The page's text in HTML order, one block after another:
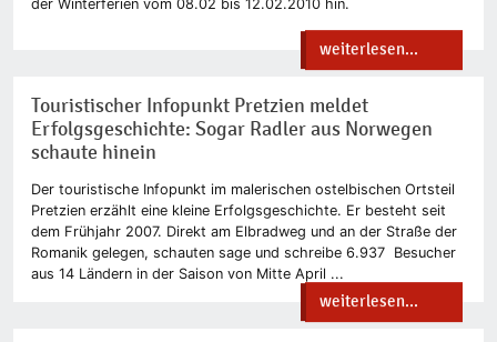
der Winterferien vom 08.02 bis 12.02.2010 hin.
weiterlesen...
Touristischer Infopunkt Pretzien meldet
Erfolgsgeschichte: Sogar Radler aus Norwegen
schaute hinein
Der touristische Infopunkt im malerischen ostelbischen Ortsteil
Pretzien erzählt eine kleine Erfolgsgeschichte. Er besteht seit
dem Frühjahr 2007. Direkt am Elbradweg und an der Straße der
Romanik gelegen, schauten sage und schreibe 6.937 Besucher
aus 14 Ländern in der Saison von Mitte April ...
weiterlesen...